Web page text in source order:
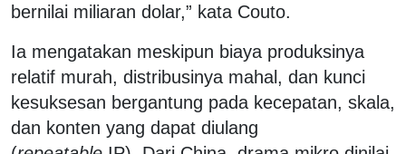
bernilai miliaran dolar,” kata Couto.
Ia mengatakan meskipun biaya produksinya
relatif murah, distribusinya mahal, dan kunci
kesuksesan bergantung pada kecepatan, skala,
dan konten yang dapat diulang